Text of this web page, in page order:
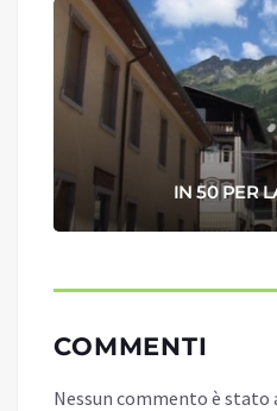
IN 50 PER
COMMENTI
Nessun commento è stato